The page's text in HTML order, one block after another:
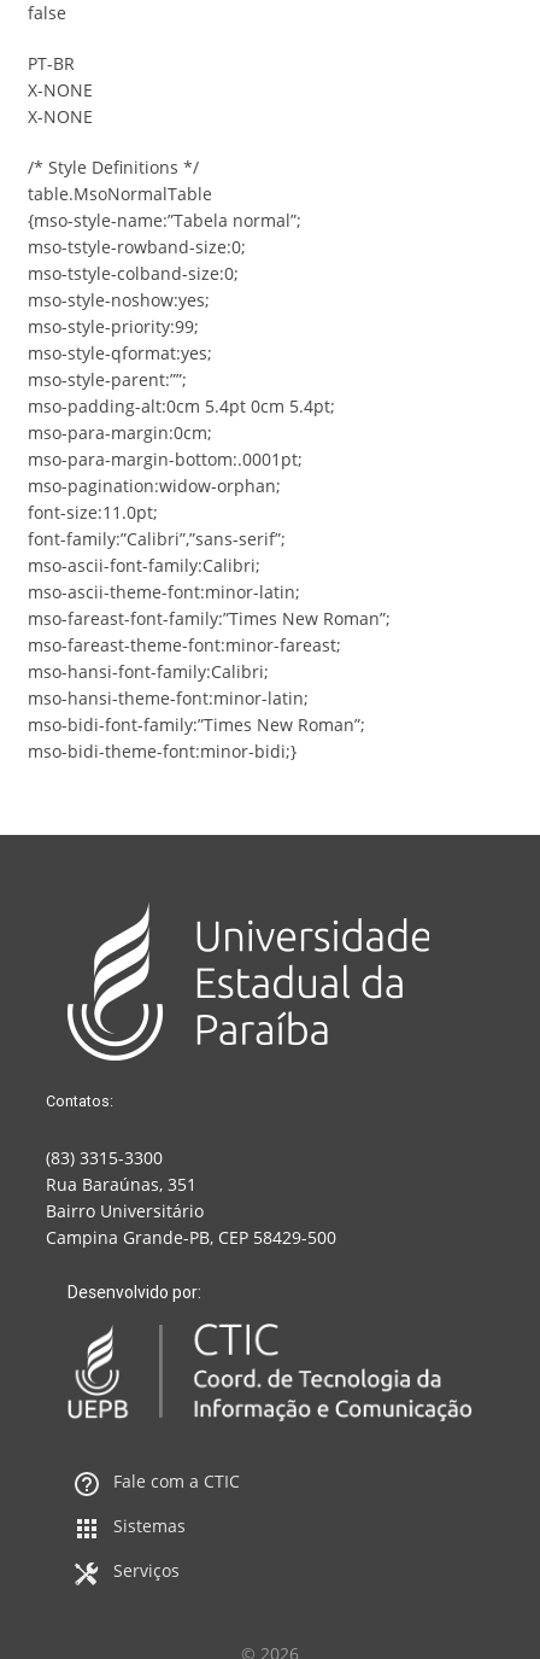
false
PT-BR
X-NONE
X-NONE
/* Style Definitions */
table.MsoNormalTable
{mso-style-name:”Tabela normal”;
mso-tstyle-rowband-size:0;
mso-tstyle-colband-size:0;
mso-style-noshow:yes;
mso-style-priority:99;
mso-style-qformat:yes;
mso-style-parent:””;
mso-padding-alt:0cm 5.4pt 0cm 5.4pt;
mso-para-margin:0cm;
mso-para-margin-bottom:.0001pt;
mso-pagination:widow-orphan;
font-size:11.0pt;
font-family:”Calibri”,”sans-serif”;
mso-ascii-font-family:Calibri;
mso-ascii-theme-font:minor-latin;
mso-fareast-font-family:”Times New Roman”;
mso-fareast-theme-font:minor-fareast;
mso-hansi-font-family:Calibri;
mso-hansi-theme-font:minor-latin;
mso-bidi-font-family:”Times New Roman”;
mso-bidi-theme-font:minor-bidi;}
Contatos:
(83) 3315-3300
Rua Baraúnas, 351
Bairro Universitário
Campina Grande-PB, CEP 58429-500
Desenvolvido por:
Fale com a CTIC
Sistemas
Serviços
© 2026